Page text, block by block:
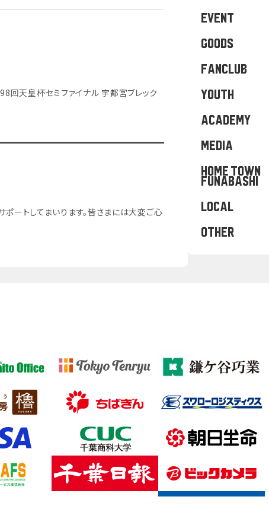
回天皇杯セミファイナル 宇都宮ブレック
ートしてまいります。皆さまには大変ご心
EVENT
GOODS
FANCLUB
YOUTH
ACADEMY
MEDIA
HOME TOWN
FUNABASHI
LOCAL
OTHER